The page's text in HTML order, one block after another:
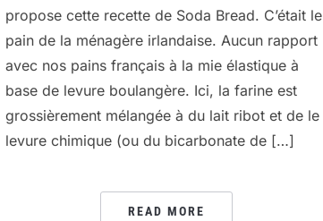
propose cette recette de Soda Bread. C’était le
pain de la ménagère irlandaise. Aucun rapport
avec nos pains français à la mie élastique à
base de levure boulangère. Ici, la farine est
grossièrement mélangée à du lait ribot et de le
levure chimique (ou du bicarbonate de […]
READ MORE